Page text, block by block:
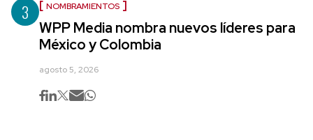
3 NOMBRAMIENTOS
WPP Media nombra nuevos líderes para
México y Colombia
agosto 5, 2026